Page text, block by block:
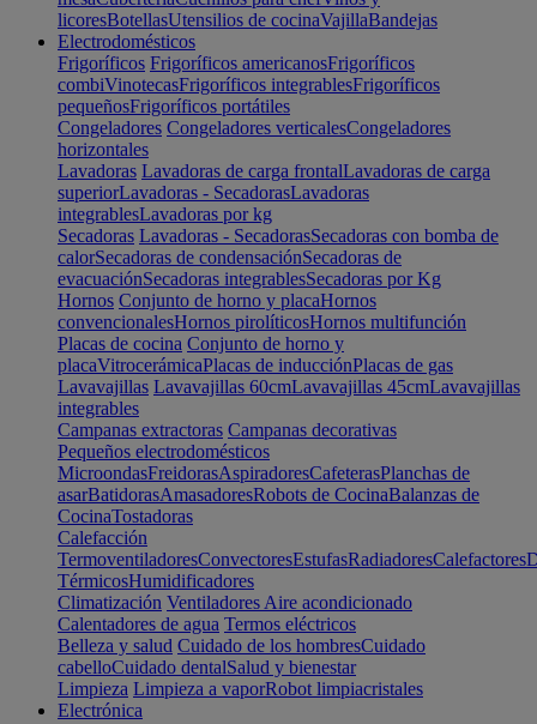
licoresBotellasUtensilios de cocinaVajillaBandejas
Electrodomésticos
Frigoríficos Frigoríficos americanosFrigoríficos
combiVinotecasFrigoríficos integrablesFrigoríficos
pequeñosFrigoríficos portátiles
Congeladores Congeladores verticalesCongeladores
horizontales
Lavadoras Lavadoras de carga frontalLavadoras de carga
superiorLavadoras - SecadorasLavadoras
integrablesLavadoras por kg
Secadoras Lavadoras - SecadorasSecadoras con bomba de
calorSecadoras de condensaciónSecadoras de
evacuaciónSecadoras integrablesSecadoras por Kg
Hornos Conjunto de horno y placaHornos
convencionalesHornos pirolíticosHornos multifunción
Placas de cocina Conjunto de horno y
placaVitrocerámicaPlacas de inducciónPlacas de gas
Lavavajillas Lavavajillas 60cmLavavajillas 45cmLavavajillas
integrables
Campanas extractoras Campanas decorativas
Pequeños electrodomésticos
MicroondasFreidorasAspiradoresCafeterasPlanchas de
asarBatidorasAmasadoresRobots de CocinaBalanzas de
CocinaTostadoras
Calefacción
TermoventiladoresConvectoresEstufasRadiadoresCalefactores
TérmicosHumidificadores
Climatización Ventiladores Aire acondicionado
Calentadores de agua Termos eléctricos
Belleza y salud Cuidado de los hombresCuidado
cabelloCuidado dentalSalud y bienestar
Limpieza Limpieza a vaporRobot limpiacristales
Electrónica